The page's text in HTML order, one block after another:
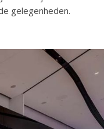
gelegenheden.